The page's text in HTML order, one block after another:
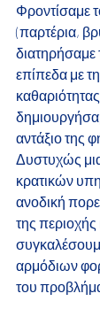
Φροντίσαμε
(παρτέρια,
διατηρήσαμε
επίπεδα με
αντάξιο της
Δυστυχώς
κρατικών
ανοδική
της περιοχής
αρμόδιων
του